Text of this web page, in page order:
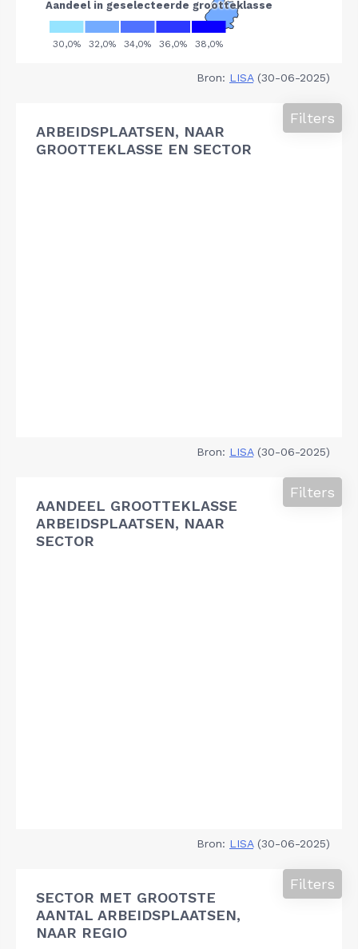
Bron: LISA(30-06-2025)
ARBEIDSPLAATSEN, NAAR
GROOTTEKLASSE EN SECTOR
Filters
Bron: LISA(30-06-2025)
AANDEEL GROOTTEKLASSE
ARBEIDSPLAATSEN, NAAR
SECTOR
Filters
Bron: LISA(30-06-2025)
SECTOR MET GROOTSTE
AANTAL ARBEIDSPLAATSEN,
NAAR REGIO
Filters